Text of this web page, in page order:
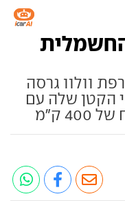
וולוו גרסה
הקטן שלה עם